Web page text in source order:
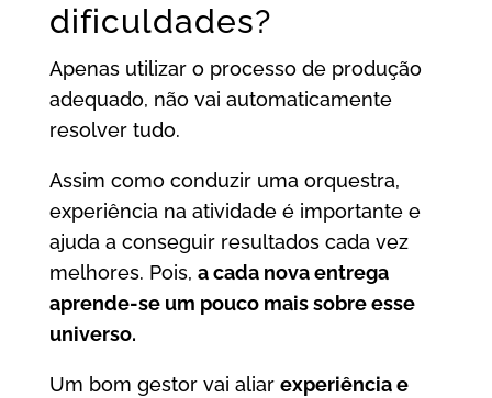
dificuldades?
Apenas utilizar o processo de produção
adequado, não vai automaticamente
resolver tudo.
Assim como conduzir uma orquestra,
experiência na atividade é importante e
ajuda a conseguir resultados cada vez
melhores. Pois, a cada nova entrega
aprende-se um pouco mais sobre esse
universo.
Um bom gestor vai aliar experiência e